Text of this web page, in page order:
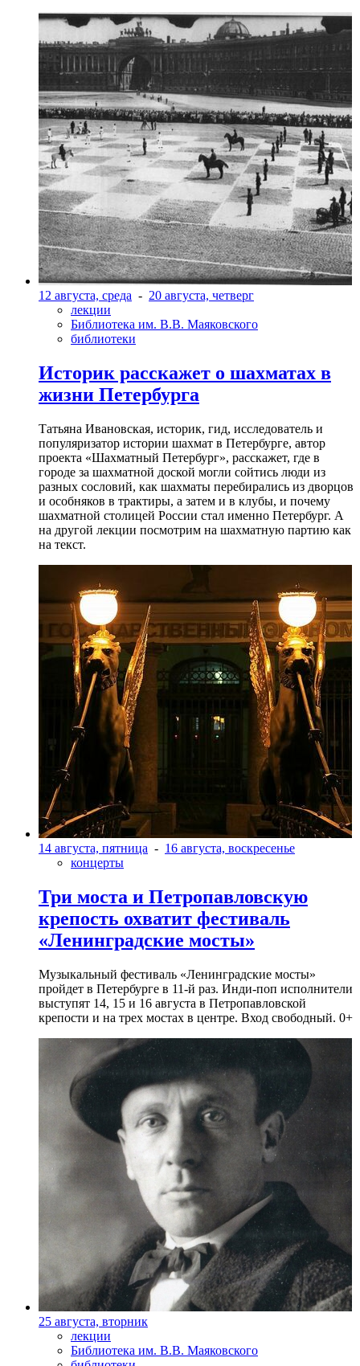
12 августа, среда - 20 августа, четверг
лекции
Библиотека им. В.В. Маяковского
библиотеки
Историк расскажет о шахматах в
жизни Петербурга
Татьяна Ивановская, историк, гид, исследователь и
популяризатор истории шахмат в Петербурге, автор
проекта «Шахматный Петербург», расскажет, где в
городе за шахматной доской могли сойтись люди из
разных сословий, как шахматы перебирались из дворцов
и особняков в трактиры, а затем и в клубы, и почему
шахматной столицей России стал именно Петербург. А
на другой лекции посмотрим на шахматную партию как
на текст.
14 августа, пятница - 16 августа, воскресенье
концерты
Три моста и Петропавловскую
крепость охватит фестиваль
«Ленинградские мосты»
Музыкальный фестиваль «Ленинградские мосты»
пройдет в Петербурге в 11-й раз. Инди-поп исполнители
выступят 14, 15 и 16 августа в Петропавловской
крепости и на трех мостах в центре. Вход свободный. 0+
25 августа, вторник
лекции
Библиотека им. В.В. Маяковского